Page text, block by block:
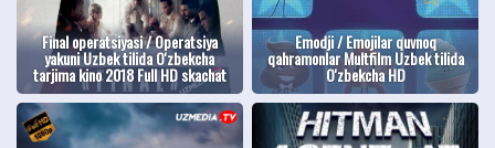
Final operatsiyasi / Operatsiya
yakuni Uzbek tilida O'zbekcha
tarjima kino 2018 Full HD skachat
Emodji / Emojilar quvnoq
qahramonlar Multfilm Uzbek tilida
O'zbekcha HD